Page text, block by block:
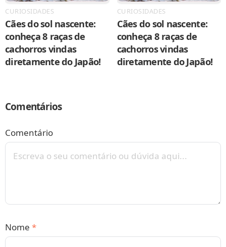
CURIOSIDADES
Cães do sol nascente:
conheça 8 raças de
cachorros vindas
diretamente do Japão!
CURIOSIDADES
Cães do sol nascente:
conheça 8 raças de
cachorros vindas
diretamente do Japão!
Comentários
Comentário
Nome *